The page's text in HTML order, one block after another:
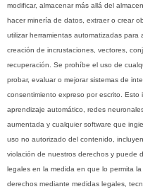
modificar, almacenar más allá del
hacer minería de datos, extraer o crear
utilizar herramientas automatizadas
creación de incrustaciones, vectores,
recuperación. Se prohíbe el uso de
probar, evaluar o mejorar sistemas de
consentimiento expreso por escrito.
aprendizaje automático, redes
aumentada y cualquier software que
uso no autorizado del contenido,
violación de nuestros derechos y puede
legales en la medida en que lo permita
derechos mediante medidas legales,